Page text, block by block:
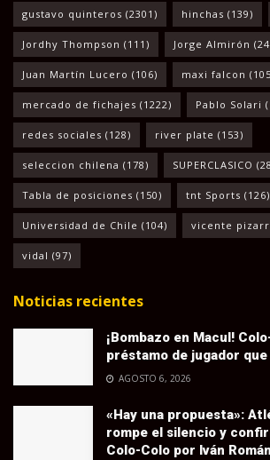
gustavo quinteros (2301) hinchas (139)
Jordhy Thompson (111) Jorge Almirón
Juan Martín Lucero (106) maxi falcon
mercado de fichajes (1222) Pablo Solari
redes sociales (128) river plate (153)
seleccion chilena (178) SUPERCLASICO
Tabla de posiciones (150) tnt Sports (126)
Universidad de Chile (104) vicente
vidal (97)
Noticias recientes
¡Bombazo en Macul!
préstamo de jugador
AGOSTO 6, 2026
«Hay una propuesta»:
rompe el silencio y
Colo-Colo por Iván Román